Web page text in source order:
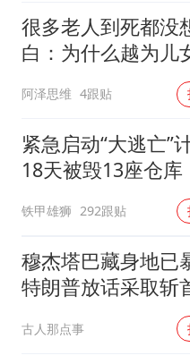
很多老人到死都没
白：为什么越为儿
阿泽思维 4跟贴
紧急启动“大逃亡”
18天被毁13座仓库
商巨头被逼无奈，
策
铁甲雄狮 292跟贴
穆杰塔巴藏身地已
特朗普放话采取斩
动，美军机又被击
古人那点事